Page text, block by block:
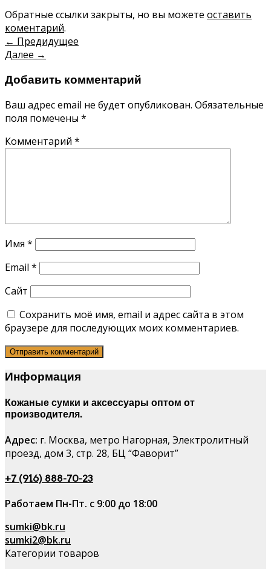
Обратные ссылки закрыты, но вы можете оставить
коментарий.
← Предидущее
Далее →
Добавить комментарий
Ваш адрес email не будет опубликован. Обязательные
поля помечены *
Комментарий *
Имя *
Email *
Сайт
Сохранить моё имя, email и адрес сайта в этом
браузере для последующих моих комментариев.
Информация
Кожаные сумки и аксессуары оптом от
производителя.
Адрес: г. Москва, метро Нагорная, Электролитный
проезд, дом 3, стр. 28, БЦ “Фаворит”
+7 (916) 888-70-23
Работаем Пн-Пт. с 9:00 до 18:00
sumki@bk.ru
sumki2@bk.ru
Категории товаров